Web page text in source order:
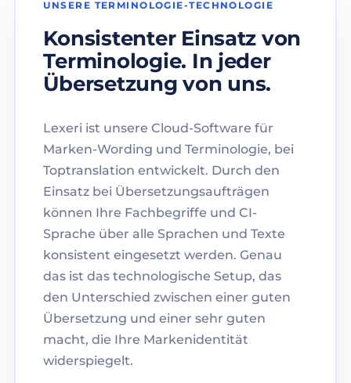
UNSERE TERMINOLOGIE-TECHNOLOGIE
Konsistenter Einsatz von
Terminologie. In jeder
Übersetzung von uns.
Lexeri ist unsere Cloud-Software für
Marken-Wording und Terminologie, bei
Toptranslation entwickelt. Durch den
Einsatz bei Übersetzungsaufträgen
können Ihre Fachbegriffe und CI-
Sprache über alle Sprachen und Texte
konsistent eingesetzt werden. Genau
das ist das technologische Setup, das
den Unterschied zwischen einer guten
Übersetzung und einer sehr guten
macht, die Ihre Markenidentität
widerspiegelt.